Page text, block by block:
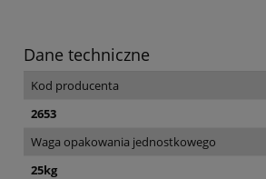
Dane techniczne
Kod producenta
2653
Waga opakowania jednostkowego
25kg